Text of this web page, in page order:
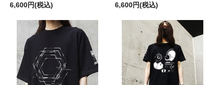
6,600円(税込)
6,600円(税込)